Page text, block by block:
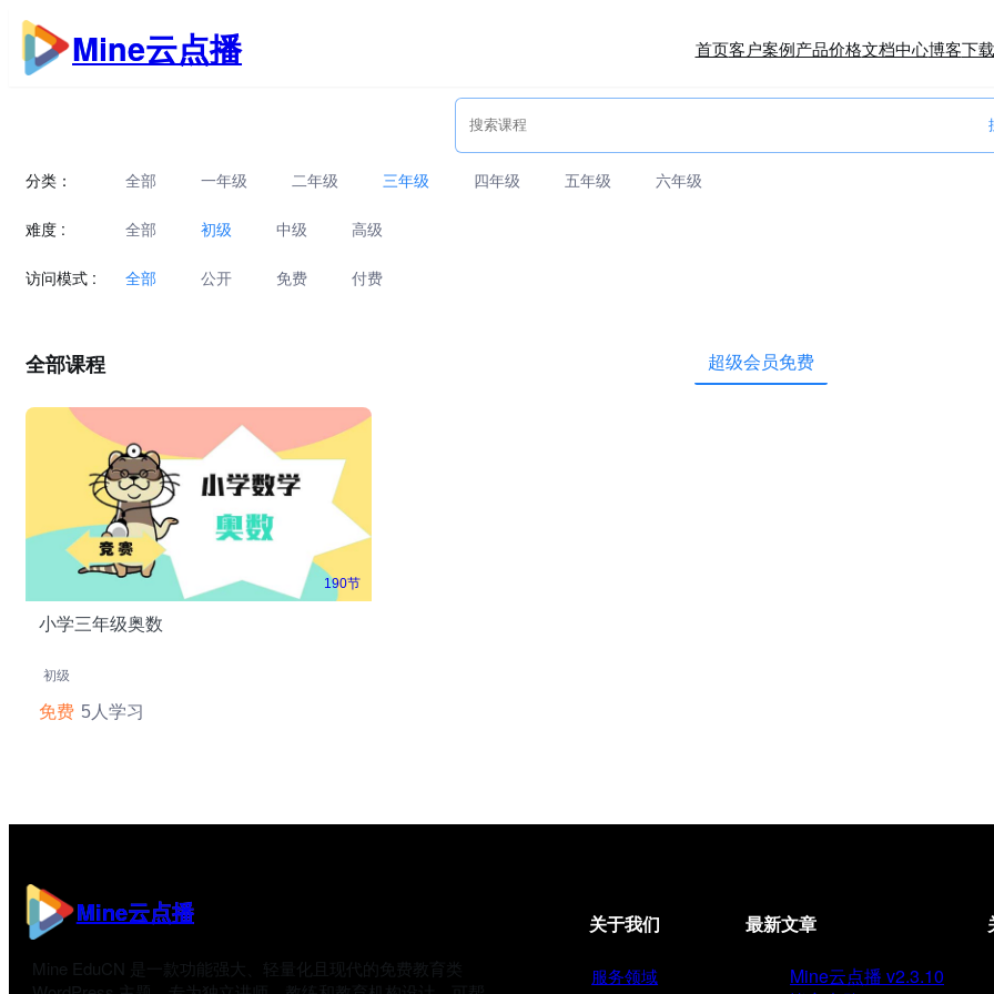
跳
至
内
Mine云点播 首页客户案例产品价格文档中心博客下载
分类： 全部 一年级 二年级 三年级 四年级 五年级 六年级
难度 : 全部 初级 中级 高级
访问模式 : 全部 公开 免费 付费
全部课程 超级会员免费
190节
小学三年级奥数
初级
免费 5人学习
Mine云点播
Mine EduCN 是一款功能强大、轻量化且现代的免费教育类
关于我们
服务领域
最新文章
Mine云点播 v2.3.10